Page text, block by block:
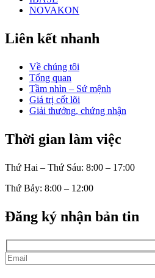
NOVAKON
Liên kết nhanh
Về chúng tôi
Tổng quan
Tầm nhìn – Sứ mệnh
Giá trị cốt lõi
Giải thưởng, chứng nhận
Thời gian làm việc
Thứ Hai – Thứ Sáu: 8:00 – 17:00
Thứ Bảy: 8:00 – 12:00
Đăng ký nhận bản tin